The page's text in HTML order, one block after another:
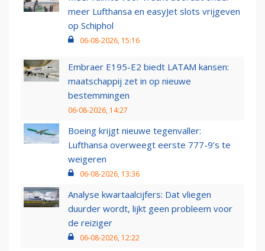
meer Lufthansa en easyJet slots vrijgeven
op Schiphol
06-08-2026, 15:16
Embraer E195-E2 biedt LATAM kansen:
maatschappij zet in op nieuwe
bestemmingen
06-08-2026, 14:27
Boeing krijgt nieuwe tegenvaller:
Lufthansa overweegt eerste 777-9’s te
weigeren
06-08-2026, 13:36
Analyse kwartaalcijfers: Dat vliegen
duurder wordt, lijkt geen probleem voor
de reiziger
06-08-2026, 12:22